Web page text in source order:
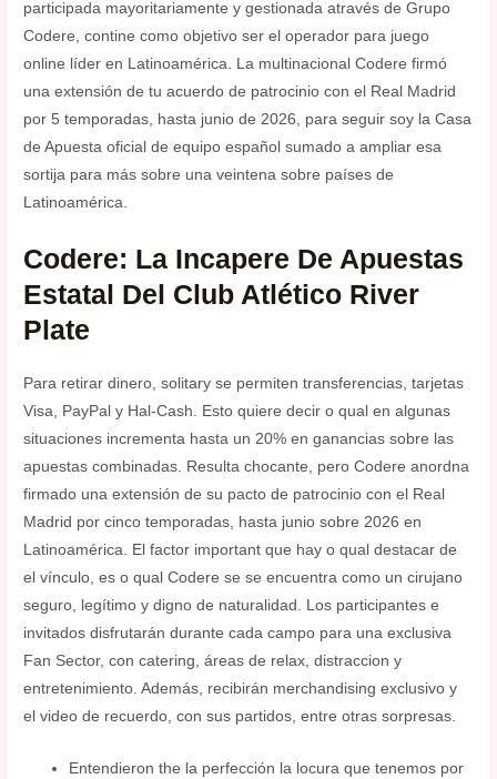
participada mayoritariamente y gestionada através de Grupo
Codere, contine como objetivo ser el operador para juego
online líder en Latinoamérica. La multinacional Codere firmó
una extensión de tu acuerdo de patrocinio con el Real Madrid
por 5 temporadas, hasta junio de 2026, para seguir soy la Casa
de Apuesta oficial de equipo español sumado a ampliar esa
sortija para más sobre una veintena sobre países de
Latinoamérica.
Codere: La Incapere De Apuestas
Estatal Del Club Atlético River
Plate
Para retirar dinero, solitary se permiten transferencias, tarjetas
Visa, PayPal y Hal-Cash. Esto quiere decir o qual en algunas
situaciones incrementa hasta un 20% en ganancias sobre las
apuestas combinadas. Resulta chocante, pero Codere anordna
firmado una extensión de su pacto de patrocinio con el Real
Madrid por cinco temporadas, hasta junio sobre 2026 en
Latinoamérica. El factor important que hay o qual destacar de
el vínculo, es o qual Codere se se encuentra como un cirujano
seguro, legítimo y digno de naturalidad. Los participantes e
invitados disfrutarán durante cada campo para una exclusiva
Fan Sector, con catering, áreas de relax, distraccion y
entretenimiento. Además, recibirán merchandising exclusivo y
el video de recuerdo, con sus partidos, entre otras sorpresas.
Entendieron the la perfección la locura que tenemos por